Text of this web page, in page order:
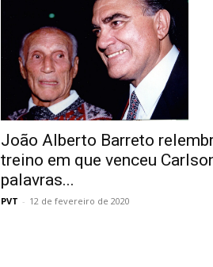
João Alberto Barreto
treino em que venceu
palavras...
PVT - 12 de fevereiro de 2020